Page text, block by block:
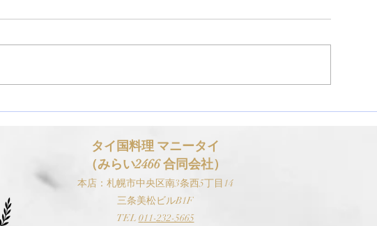
ールについて
タイ国料理 マニータイ
（みらい2466 合同会社）
本店：札幌市中央区南3条西5丁目14
三条美松ビルB1F
TEL 011-232-5665